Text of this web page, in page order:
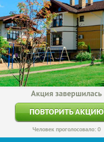
Акция завершилась
ПОВТОРИТЬ АКЦИЮ
Человек проголосовало: 0